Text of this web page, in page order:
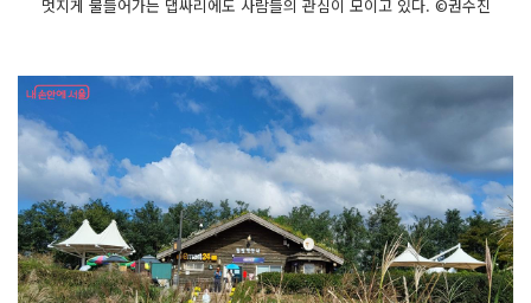
멋지게 물들어가는 댑싸리에도 사람들의 관심이 모이고 있다. ©권수진